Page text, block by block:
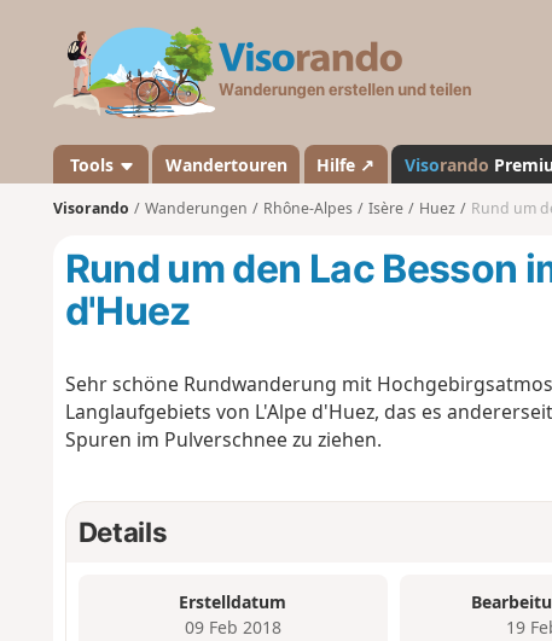
a
n
d
Tools Wandertouren Hilfe ↗ Visorando
Visorando Wanderungen Rhône-Alpes Isère Huez Rund um
Rund um den Lac Besson
d'Huez
Sehr schöne Rundwanderung mit
Langlaufgebiets von L'Alpe d'Huez, das es
Spuren im Pulverschnee zu ziehen.
Details
Erstelldatum
09 Feb 2018
19